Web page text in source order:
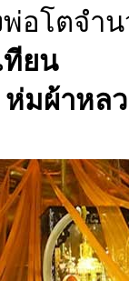
อโตจำ
ทียน
ห่มผ้าหล